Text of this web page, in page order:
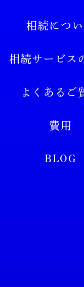
相続につい
相続サービス
よくあるご
費用
BLOG